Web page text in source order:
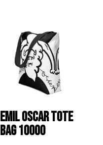
EMIL OSCAR TOTE
BAG 10000